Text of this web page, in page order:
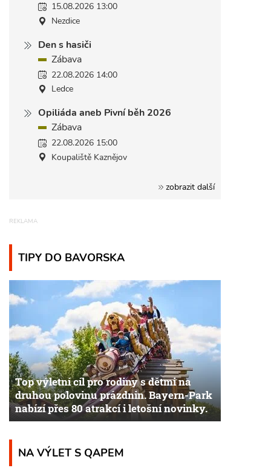
15.08.2026 13:00
Nezdice
Den s hasiči
Zábava
22.08.2026 14:00
Ledce
Opiliáda aneb Pivní běh 2026
Zábava
22.08.2026 15:00
Koupaliště Kaznějov
zobrazit další
TIPY DO BAVORSKA
Top výletní cíl pro rodiny s dětmi na
druhou polovinu prázdnin. Bayern-Park
nabízí přes 80 atrakcí i letošní novinky.
NA VÝLET S QAPEM